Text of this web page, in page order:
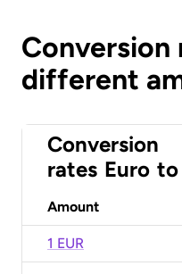
different
Conversion
rates Euro to
Amount
1 EUR